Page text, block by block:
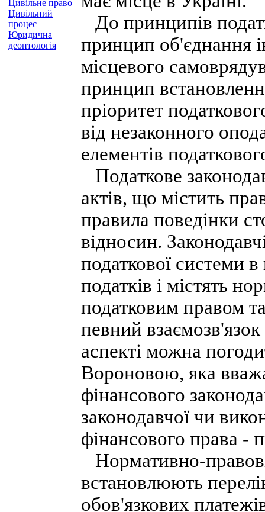
Цивільне право
Цивільний
процес
Юридична
деонтологія
До принципів
принцип об'єднання
місцевого
принцип
пріоритет
від незаконного
елементів
Податкове
актів, що містить
правила поведінки
відносин.
податкової системи
податків і містять
податковим правом
певний
аспекті можна
Вороновою, яка
фінансового
законодавчої чи
фінансового права -
Нормативно-
встановлюють
обов'язкових